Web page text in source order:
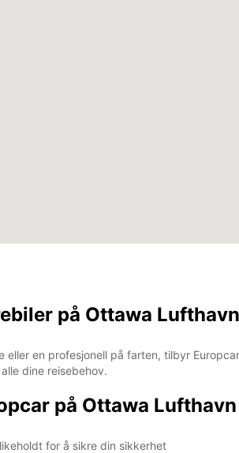
på Ottawa Lufthavn
eller en profesjonell på farten, tilbyr
dine reisebehov.
på Ottawa Lufthavn
for å sikre din sikkerhet